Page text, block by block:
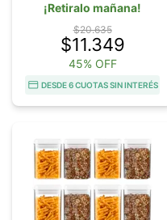
¡Retiralo mañana!
$20.635
$11.349
45% OFF
DESDE 6 CUOTAS SIN INTERÉS